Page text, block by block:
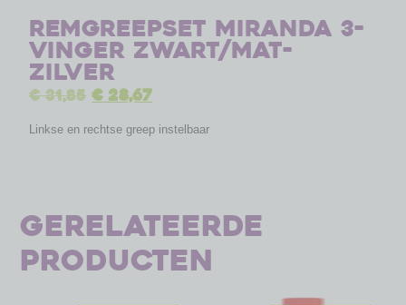
Remgreepset Miranda 3-
Vinger Zwart/Mat-
Zilver
€31,85 €28,67
Linkse en rechtse greep instelbaar
Gerelateerde
producten